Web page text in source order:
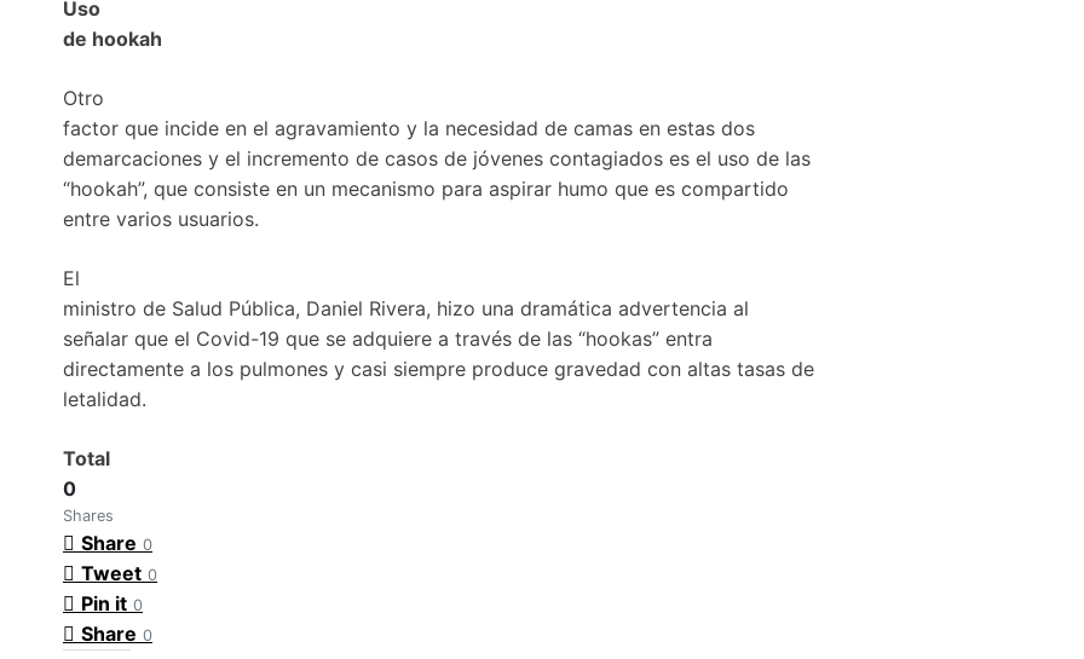
Uso
de hookah
Otro
factor que incide en el agravamiento y la necesidad de camas en estas dos
demarcaciones y el incremento de casos de jóvenes contagiados es el uso de las
“hookah”, que consiste en un mecanismo para aspirar humo que es compartido
entre varios usuarios.
El
ministro de Salud Pública, Daniel Rivera, hizo una dramática advertencia al
señalar que el Covid-19 que se adquiere a través de las “hookas” entra
directamente a los pulmones y casi siempre produce gravedad con altas tasas de
letalidad.
Total
0
Shares
Share 0
Tweet 0
Pin it 0
Share 0